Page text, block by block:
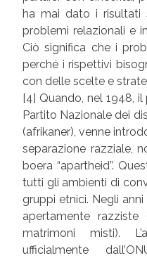
ha mai dato i risultati
problemi relazionali e
Ciò significa che i
perché i rispettivi
con delle scelte e
[4] Quando, nel 1948,
Partito Nazionale dei
(afrikaner), venne
separazione razziale,
boera “apartheid”.
tutti gli ambienti di
gruppi etnici. Negli
apertamente
matrimoni misti).
ufficialmente